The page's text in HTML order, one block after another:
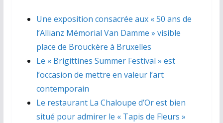
Une exposition consacrée aux « 50 ans de
l’Allianz Mémorial Van Damme » visible
place de Brouckère à Bruxelles
Le « Brigittines Summer Festival » est
l’occasion de mettre en valeur l’art
contemporain
Le restaurant La Chaloupe d’Or est bien
situé pour admirer le « Tapis de Fleurs »